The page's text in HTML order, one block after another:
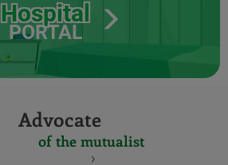
Hospital
PORTAL
Advocate
of the mutualist